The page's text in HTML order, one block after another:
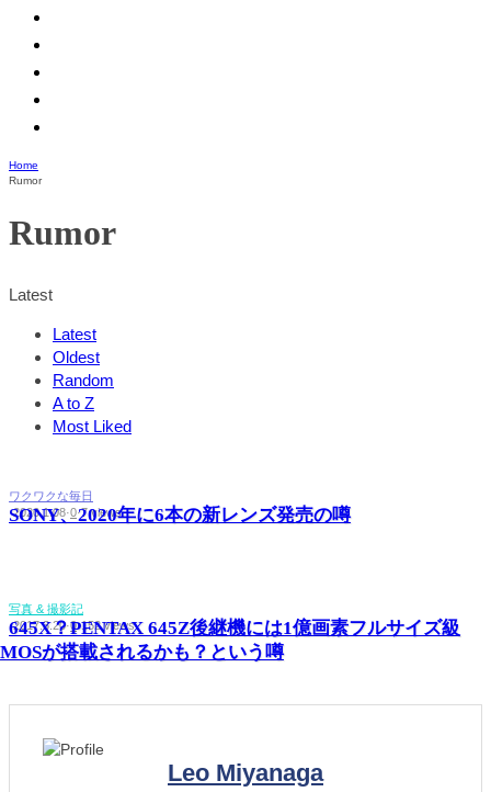
Home
Rumor
Rumor
Latest
Latest
Oldest
Random
A to Z
Most Liked
ワクワクな毎日
·2020.1.08·0·7 views
SONY、2020年に6本の新レンズ発売の噂
写真 & 撮影記
·2017.3.20·0·152 views
645X？PENTAX 645Z後継機には1億画素フルサイズ級
が搭載されるかも？という噂
Leo Miyanaga